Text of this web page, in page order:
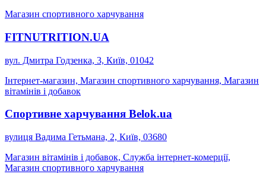
Магазин спортивного харчування
FITNUTRITION.UA
вул. Дмитра Годзенка, 3, Київ, 01042
Інтернет-магазин, Магазин спортивного харчування, Магазин
вітамінів і добавок
Спортивне харчування Belok.ua
вулиця Вадима Гетьмана, 2, Київ, 03680
Магазин вітамінів і добавок, Служба інтернет-комерції,
Магазин спортивного харчування